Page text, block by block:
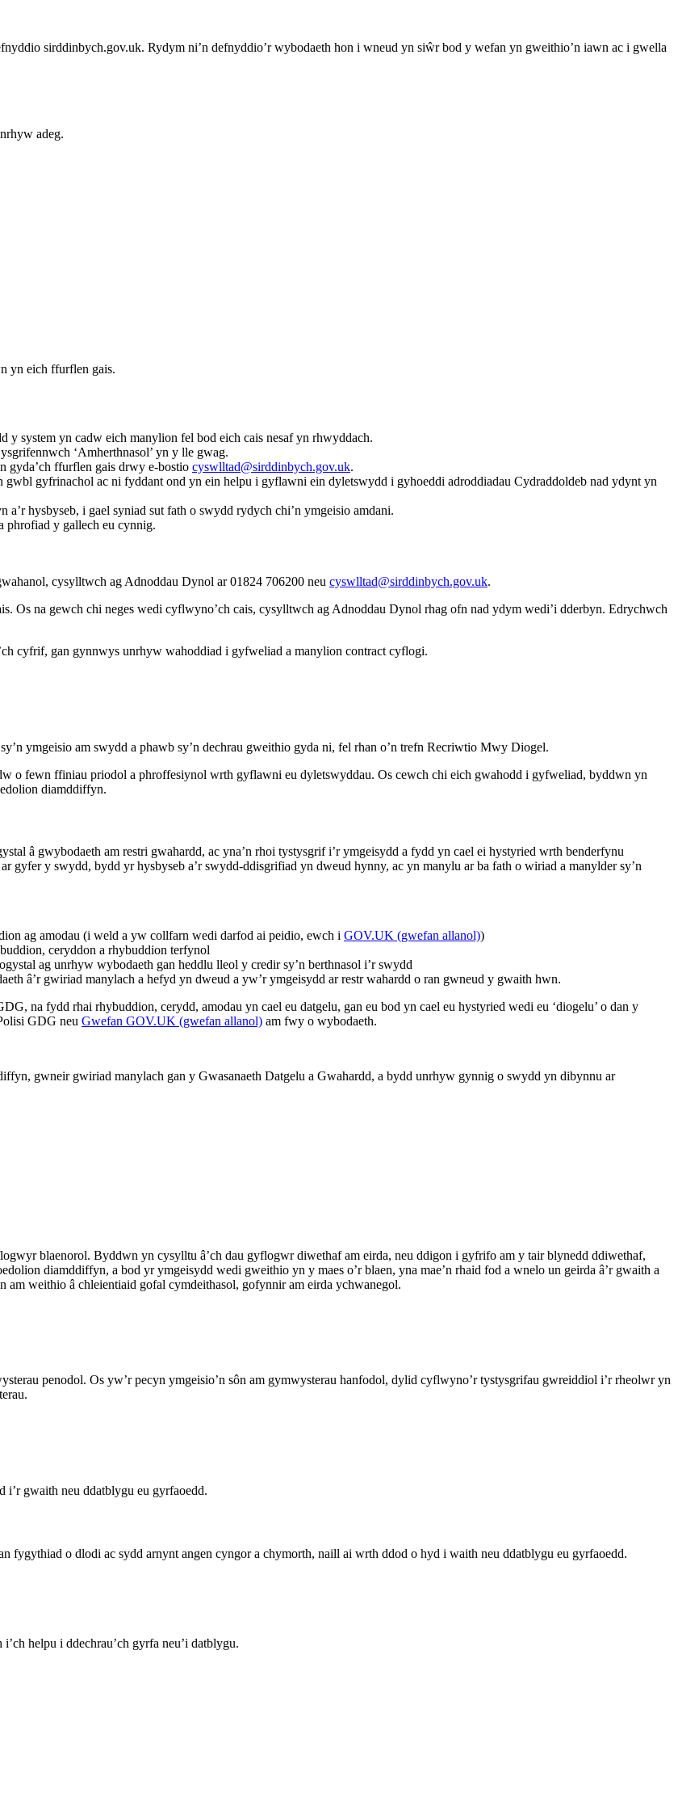
sirddinbych.gov.uk. Rydym ni’n defnyddio’r wybodaeth hon i wneud yn siŵr bod y wefan yn gweithio’n iawn ac i gwella
adeg.
yn eich ffurflen gais.
system yn cadw eich manylion fel bod eich cais nesaf yn rhwyddach.
‘Amherthnasol’ yn y lle gwag.
gyda’ch ffurflen gais drwy e-bostio cyswlltad@sirddinbych.gov.uk.
gyfrinachol ac ni fyddant ond yn ein helpu i gyflawni ein dyletswydd i gyhoeddi adroddiadau Cydraddoldeb nad ydynt yn
hysbyseb, i gael syniad sut fath o swydd rydych chi’n ymgeisio amdani.
phrofiad y gallech eu cynnig.
cysylltwch ag Adnoddau Dynol ar 01824 706200 neu cyswlltad@sirddinbych.gov.uk.
Os na gewch chi neges wedi cyflwyno’ch cais, cysylltwch ag Adnoddau Dynol rhag ofn nad ydym wedi’i dderbyn. Edrychwch
cyfrif, gan gynnwys unrhyw wahoddiad i gyfweliad a manylion contract cyflogi.
ymgeisio am swydd a phawb sy’n dechrau gweithio gyda ni, fel rhan o’n trefn Recriwtio Mwy Diogel.
o fewn ffiniau priodol a phroffesiynol wrth gyflawni eu dyletswyddau. Os cewch chi eich gwahodd i gyfweliad, byddwn yn
diamddiffyn.
â gwybodaeth am restri gwahardd, ac yna’n rhoi tystysgrif i’r ymgeisydd a fydd yn cael ei hystyried wrth benderfynu
gyfer y swydd, bydd yr hysbyseb a’r swydd-ddisgrifiad yn dweud hynny, ac yn manylu ar ba fath o wiriad a manylder sy’n
ag amodau (i weld a yw collfarn wedi darfod ai peidio, ewch i GOV.UK (gwefan allanol))
ceryddon a rhybuddion terfynol
ag unrhyw wybodaeth gan heddlu lleol y credir sy’n berthnasol i’r swydd
â’r gwiriad manylach a hefyd yn dweud a yw’r ymgeisydd ar restr wahardd o ran gwneud y gwaith hwn.
na fydd rhai rhybuddion, cerydd, amodau yn cael eu datgelu, gan eu bod yn cael eu hystyried wedi eu ‘diogelu’ o dan y
GDG neu Gwefan GOV.UK (gwefan allanol) am fwy o wybodaeth.
gwneir gwiriad manylach gan y Gwasanaeth Datgelu a Gwahardd, a bydd unrhyw gynnig o swydd yn dibynnu ar
blaenorol. Byddwn yn cysylltu â’ch dau gyflogwr diwethaf am eirda, neu ddigon i gyfrifo am y tair blynedd ddiwethaf,
diamddiffyn, a bod yr ymgeisydd wedi gweithio yn y maes o’r blaen, yna mae’n rhaid fod a wnelo un geirda â’r gwaith a
weithio â chleientiaid gofal cymdeithasol, gofynnir am eirda ychwanegol.
penodol. Os yw’r pecyn ymgeisio’n sôn am gymwysterau hanfodol, dylid cyflwyno’r tystysgrifau gwreiddiol i’r rheolwr yn
gwaith neu ddatblygu eu gyrfaoedd.
fygythiad o dlodi ac sydd arnynt angen cyngor a chymorth, naill ai wrth ddod o hyd i waith neu ddatblygu eu gyrfaoedd.
helpu i ddechrau’ch gyrfa neu’i datblygu.